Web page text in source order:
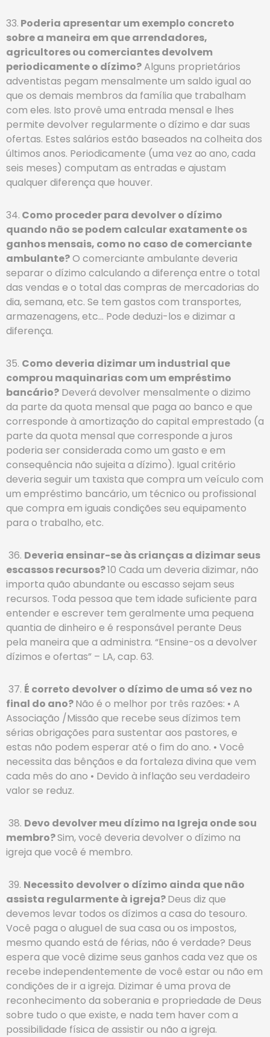
33. Poderia apresentar um exemplo concreto
sobre a maneira em que arrendadores,
agricultores ou comerciantes devolvem
periodicamente o dízimo?Alguns proprietários
adventistas pegam mensalmente um saldo igual ao
que os demais membros da família que trabalham
com eles. Isto provê uma entrada mensal e lhes
permite devolver regularmente o dízimo e dar suas
ofertas. Estes salários estão baseados na colheita dos
últimos anos. Periodicamente (uma vez ao ano, cada
seis meses) computam as entradas e ajustam
qualquer diferença que houver.
34. Como proceder para devolver o dízimo
quando não se podem calcular exatamente os
ganhos mensais, como no caso de comerciante
ambulante?O comerciante ambulante deveria
separar o dízimo calculando a diferença entre o total
das vendas e o total das compras de mercadorias do
dia, semana, etc. Se tem gastos com transportes,
armazenagens, etc… Pode deduzi-los e dizimar a
diferença.
35. Como deveria dizimar um industrial que
comprou maquinarias com um empréstimo
bancário? Deverá devolver mensalmente o dizimo
da parte da quota mensal que paga ao banco e que
corresponde à amortização do capital emprestado (a
parte da quota mensal que corresponde a juros
poderia ser considerada como um gasto e em
consequência não sujeita a dízimo). Igual critério
deveria seguir um taxista que compra um veículo com
um empréstimo bancário, um técnico ou profissional
que compra em iguais condições seu equipamento
para o trabalho, etc.
36. Deveria ensinar-se às crianças a dizimar seus
escassos recursos?10 Cada um deveria dizimar, não
importa quão abundante ou escasso sejam seus
recursos. Toda pessoa que tem idade suficiente para
entender e escrever tem geralmente uma pequena
quantia de dinheiro e é responsável perante Deus
pela maneira que a administra. “Ensine-os a devolver
dízimos e ofertas” – LA, cap. 63.
37. É correto devolver o dízimo de uma só vez no
final do ano?Não é o melhor por três razões: • A
Associação /Missão que recebe seus dízimos tem
sérias obrigações para sustentar aos pastores, e
estas não podem esperar até o fim do ano. • Você
necessita das bênçãos e da fortaleza divina que vem
cada mês do ano • Devido à inflação seu verdadeiro
valor se reduz.
38. Devo devolver meu dízimo na Igreja onde sou
membro?Sim, você deveria devolver o dízimo na
igreja que você é membro.
39. Necessito devolver o dízimo ainda que não
assista regularmente à igreja?Deus diz que
devemos levar todos os dízimos a casa do tesouro.
Você paga o aluguel de sua casa ou os impostos,
mesmo quando está de férias, não é verdade? Deus
espera que você dizime seus ganhos cada vez que os
recebe independentemente de você estar ou não em
condições de ir a igreja. Dizimar é uma prova de
reconhecimento da soberania e propriedade de Deus
sobre tudo o que existe, e nada tem haver com a
possibilidade física de assistir ou não a igreja.